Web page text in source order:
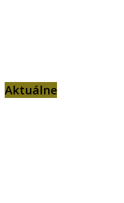
Aktuálne